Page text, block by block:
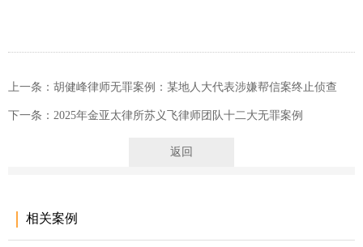
上一条：胡健峰律师无罪案例：某地人大代表涉嫌帮信案终止侦查
下一条：2025年金亚太律所苏义飞律师团队十二大无罪案例
返回
相关案例